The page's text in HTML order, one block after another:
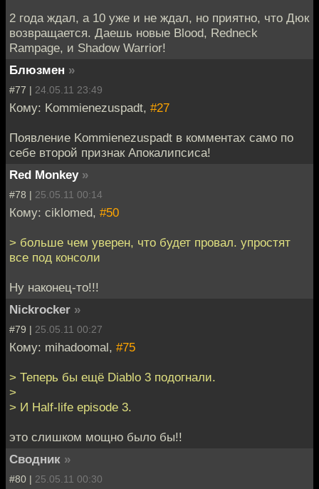
2 года ждал, а 10 уже и не ждал, но приятно, что Дюк
возвращается. Даешь новые Blood, Redneck
Rampage, и Shadow Warrior!
Блюзмен »
#77 | 24.05.11 23:49
Кому: Kommienezuspadt, #27
Появление Kommienezuspadt в комментах само по
себе второй признак Апокалипсиса!
Red Monkey »
#78 | 25.05.11 00:14
Кому: ciklomed, #50
> больше чем уверен, что будет провал. упростят
все под консоли
Ну наконец-то!!!
Nickrocker »
#79 | 25.05.11 00:27
Кому: mihadoomal, #75
> Теперь бы ещё Diablo 3 подогнали.
>
> И Half-life episode 3.
это слишком мощно было бы!!
Сводник »
#80 | 25.05.11 00:30